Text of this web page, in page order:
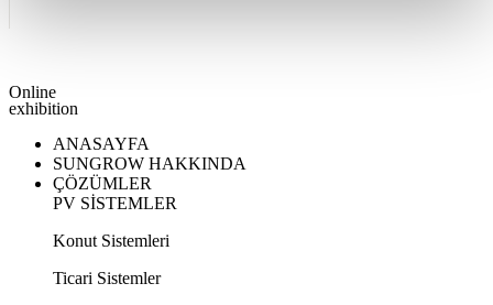
Online
exhibition
ANASAYFA
SUNGROW HAKKINDA
ÇÖZÜMLER
PV SİSTEMLER
Konut Sistemleri
Ticari Sistemler